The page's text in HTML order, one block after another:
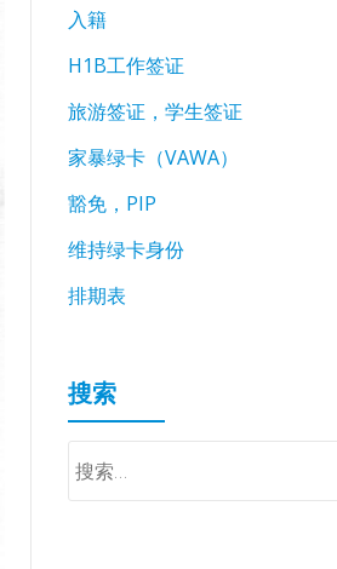
入籍
H1B工作签证
旅游签证，学生签证
家暴绿卡（VAWA）
豁免，PIP
维持绿卡身份
排期表
搜索